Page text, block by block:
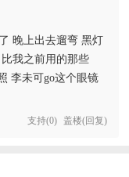
晚上出去遛弯 黑灯
我之前用的那些
李未可go这个眼镜
支持(0) 盖楼(回复)